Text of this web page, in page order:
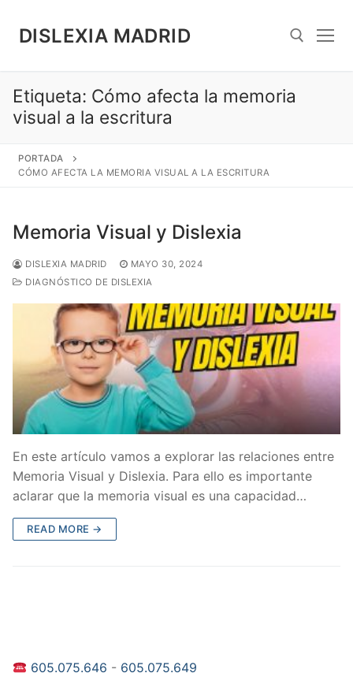
contenido
DISLEXIA MADRID
Search for:
Etiqueta: Cómo afecta la memoria
visual a la escritura
PORTADA
CÓMO AFECTA LA MEMORIA VISUAL A LA ESCRITURA
Memoria Visual y Dislexia
DISLEXIA MADRID
MAYO 30, 2024
DIAGNÓSTICO DE DISLEXIA
En este artículo vamos a explorar las relaciones entre
Memoria Visual y Dislexia. Para ello es importante
aclarar que la memoria visual es una capacidad…
READ MORE →
605.075.646 - 605.075.649